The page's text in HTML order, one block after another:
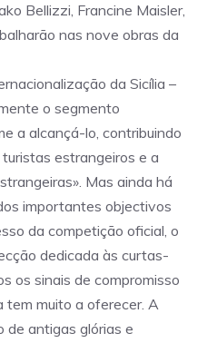
Bellizzi, Francine Maisler,
nas nove obras da
da Sicília –
o segmento
a alcançá-lo, contribuindo
estrangeiros e a
Mas ainda há
importantes objectivos
da competição oficial, o
dedicada às curtas-
os sinais de compromisso
tem muito a oferecer. A
de antigas glórias e